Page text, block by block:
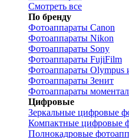
Смотреть все
По бренду
Фотоаппараты Canon
Фотоаппараты Nikon
Фотоаппараты Sony
Фотоаппараты FujiFilm
Фотоаппараты Olympus
Фотоаппараты Зенит
Фотоаппараты
Цифровые
Зеркальные цифровые
Компактные цифровые
Полнокадровые